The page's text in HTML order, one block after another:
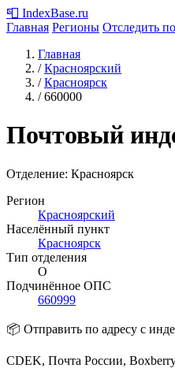
📮 IndexBase.ru
Главная Регионы Отследить
Главная
/ Красноярский
/ Красноярск
/ 660000
Почтовый
Отделение: Красноярск
Регион
Красноярский
Населённый пункт
Красноярск
Тип отделения
О
Подчинённое ОПС
660999
📦 Отправить по адресу с
CDEK, Почта России,